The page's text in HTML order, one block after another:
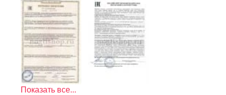
Показать все...